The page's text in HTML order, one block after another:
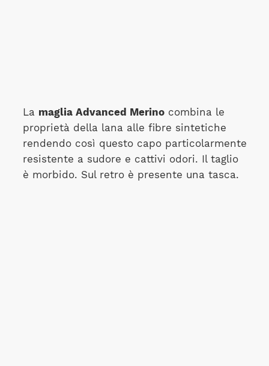
La maglia Advanced Merinocombina le
proprietà della lana alle fibre sintetiche
rendendo così questo capo particolarmente
resistente a sudore e cattivi odori. Il taglio
è morbido. Sul retro è presente una tasca.